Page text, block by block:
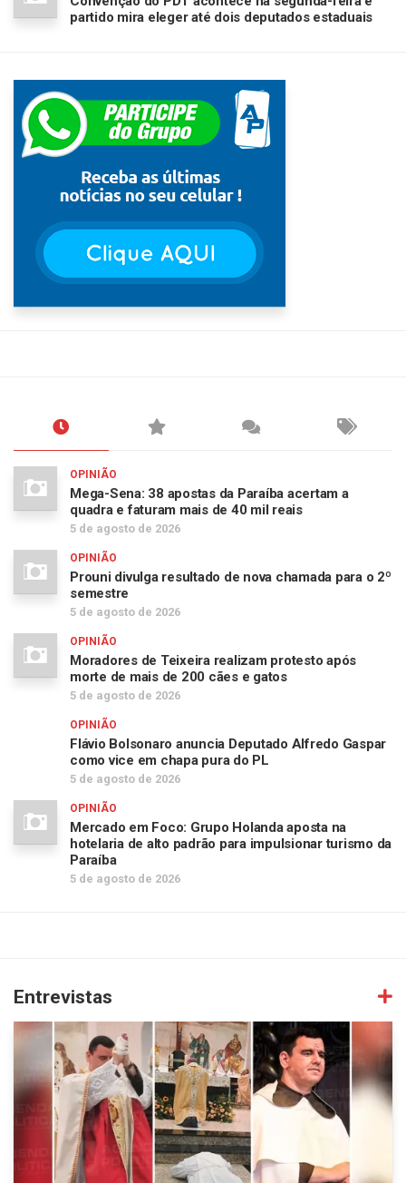
partido mira eleger até dois deputados estaduais
OPINIÃO
Mega-Sena: 38 apostas da Paraíba acertam a
quadra e faturam mais de 40 mil reais
5 de agosto de 2026
OPINIÃO
Prouni divulga resultado de nova chamada para o 2º
semestre
5 de agosto de 2026
OPINIÃO
Moradores de Teixeira realizam protesto após
morte de mais de 200 cães e gatos
5 de agosto de 2026
OPINIÃO
Flávio Bolsonaro anuncia Deputado Alfredo Gaspar
como vice em chapa pura do PL
5 de agosto de 2026
OPINIÃO
Mercado em Foco: Grupo Holanda aposta na
hotelaria de alto padrão para impulsionar turismo da
Paraíba
5 de agosto de 2026
Entrevistas